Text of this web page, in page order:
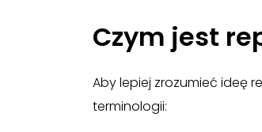
Czym jest
Aby lepiej zrozumieć ideę
terminologii: